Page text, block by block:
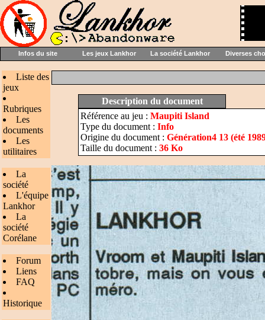
Infos du site Les jeux Lankhor La société Lankhor Diverses
Liste des
jeux
Rubriques
Les
documents
Les
utilitaires
La
société
L'équipe
Lankhor
La
société
Corélane
Forum
Liens
FAQ
Historique
Description du document
Référence au jeu : Maupiti Island
Type du document : Info
Origine du document : Génération4 13 (été
Taille du document : 36 Ko